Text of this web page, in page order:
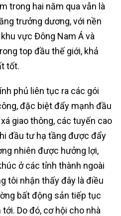
trong hai năm qua vẫn là
trưởng dương, với nền
vực Đông Nam Á và
top đầu thế giới, khả
tốt.
phủ liên tục ra các gói
đặc biệt đẩy mạnh đầu
giao thông, các tuyến cao
đầu tư hạ tầng được đẩy
nhiên được hưởng lợi,
ở các tỉnh thành ngoài
tôi nhận thấy đây là điều
bất động sản tiếp tục
Do đó, cơ hội cho nhà